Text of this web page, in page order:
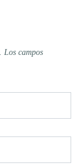
Los campos